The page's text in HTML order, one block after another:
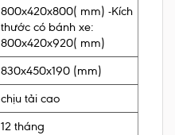
800x420x800( mm) -Kích
thước có bánh xe:
800x420x920( mm)
830x450x190 (mm)
chịu tải cao
12 tháng